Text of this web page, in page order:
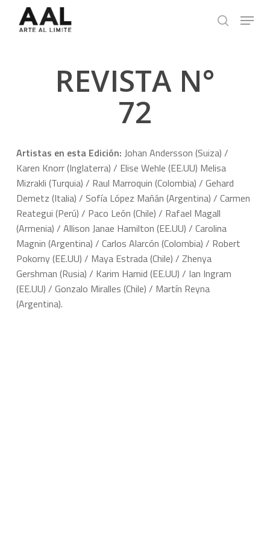
search
Menu
REVISTA N°
72
Artistas en esta Edición: Johan Andersson (Suiza) /
Karen Knorr (Inglaterra) / Elise Wehle (EE.UU) Melisa
Mizrakli (Turquia) / Raul Marroquin (Colombia) / Gehard
Demetz (Italia) / Sofía López Mañán (Argentina) / Carmen
Reategui (Perú) / Paco León (Chile) / Rafael Magall
(Armenia) / Allison Janae Hamilton (EE.UU) / Carolina
Magnin (Argentina) / Carlos Alarcón (Colombia) / Robert
Pokorny (EE.UU) / Maya Estrada (Chile) / Zhenya
Gershman (Rusia) / Karim Hamid (EE.UU) / Ian Ingram
(EE.UU) / Gonzalo Miralles (Chile) / Martín Reyna
(Argentina).